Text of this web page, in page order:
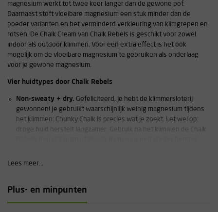
magnesium werkt tot twee keer langer dan de gewone pof.
Daarnaast stoft vloeibare magnesium een stuk minder dan de
poeder varianten en het verminderd verkleuring van klimgrepen en
rotsen. De Chalk Cream van Chalk Rebels is geschikt voor zowel
indoor als outdoor klimmen. Voor een extra effect is het ook
mogelijk om de vloeibare magnesium te gebruiken als onderlaag
voor je gewone magnesium.
Vier huidtypes door Chalk Rebels
Non-sweaty + dry. Gefeliciteerd, je hebt de klimmersloterij
gewonnen! Je gebruikt waarschijnlijk weinig magnesium tijdens
het klimmen: Chunky Chalk is precies wat je zoekt. Let wel op:
droge huid herstelt langzamer. Gebruik na het klimmen de Chalk
hebt niet veel magnesium nodig, maar het is wel handig voor
vette huid snel droog te maken.
Sweaty + dry.Voor deze combinatie heb je een volledige
Lees meer...
Plus- en minpunten